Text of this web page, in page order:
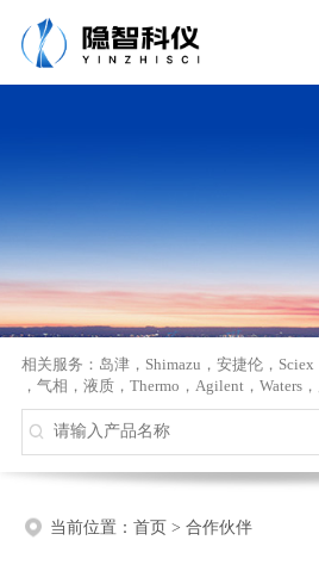
相关服务： 岛津， Shimazu ， 安捷伦， Sciex
， 气相 ， 液质， Thermo ， Agilent ， Waters，
当前位置： 首页> 合作伙伴